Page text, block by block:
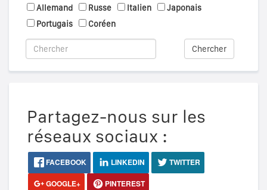
Allemand
Russe Italien
Japonais
Portugais
Coréen
Chercher
Partagez-nous sur les
réseaux sociaux :
FACEBOOK LINKEDIN
TWITTER
GOOGLE+
PINTEREST